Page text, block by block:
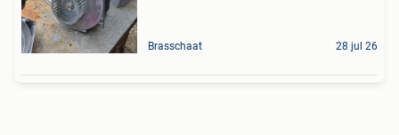
Brasschaat 28 jul 26